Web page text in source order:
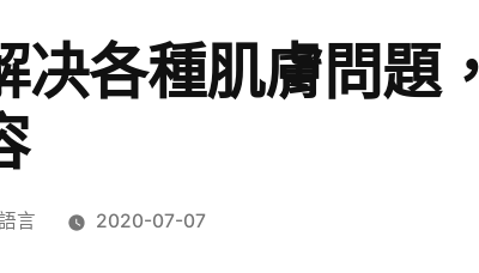
决各種肌膚問題
言 2020-07-07